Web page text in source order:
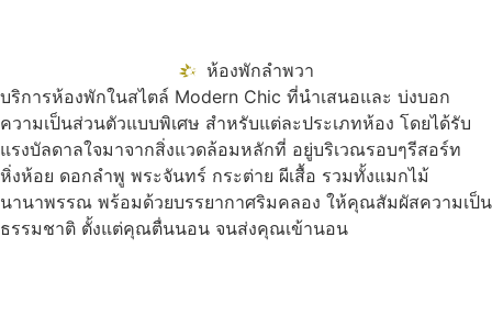
ห้องพักลำพวา
บริการห้องพักในสไตล์ Modern Chic ที่นำเสนอและ บ่งบอก
ความเป็นส่วนตัวแบบพิเศษ สำหรับแต่ละประเภทห้อง โดยได้รับ
แรงบัลดาลใจมาจากสิ่งแวดล้อมหลักที่ อยู่บริเวณรอบๆรีสอร์ท
หิ่งห้อย ดอกลำพู พระจันทร์ กระต่าย ผีเสื้อ รวมทั้งแมกไม้
นานาพรรณ พร้อมด้วยบรรยากาศริมคลอง ให้คุณสัมผัสความเป็น
ธรรมชาติ ตั้งแต่คุณตื่นนอน จนส่งคุณเข้านอน